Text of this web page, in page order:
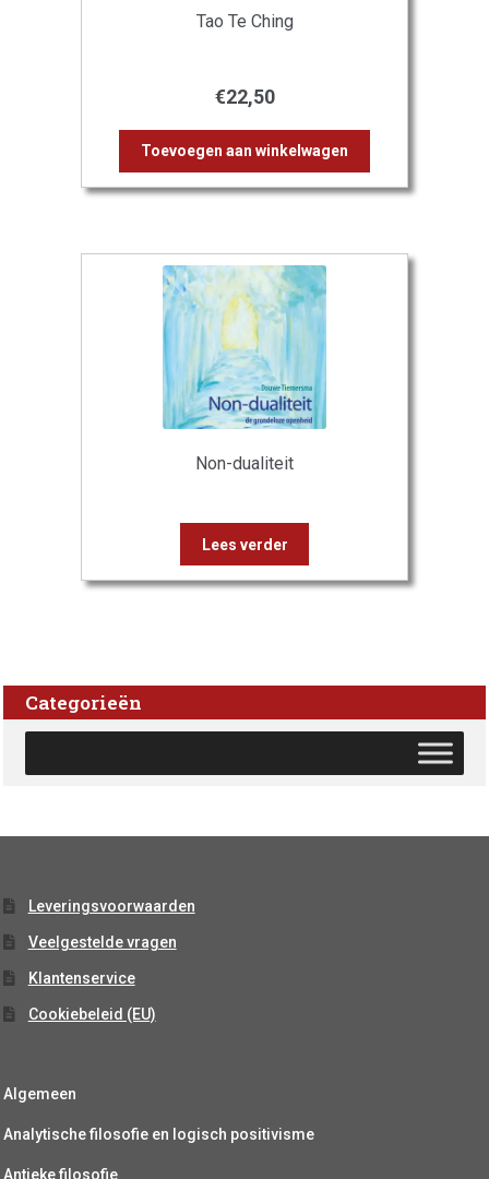
Tao Te Ching
€22,50
Toevoegen aan winkelwagen
Non-dualiteit
Lees verder
Categorieën
Leveringsvoorwaarden
Veelgestelde vragen
Klantenservice
Cookiebeleid (EU)
Algemeen
Analytische filosofie en logisch positivisme
Antieke filosofie